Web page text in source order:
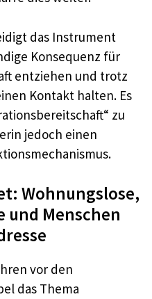
das Instrument
Konsequenz für
entziehen und trotz
Kontakt halten. Es
zu
jedoch einen
Wohnungslose,
und Menschen
vor den
das Thema